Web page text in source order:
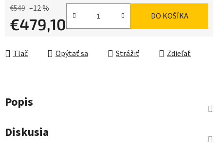
€549 –12 %
€479,10 DO KOŠÍKA
Tlač Opýtať sa Strážiť Zdieľať
Popis
Diskusia